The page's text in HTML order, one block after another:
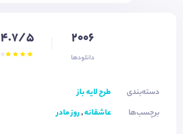
2006
دانلودها
4.7/5
دسته‌بندی
طرح لایه باز
برچسب‌ها
عاشقانه,روز مادر